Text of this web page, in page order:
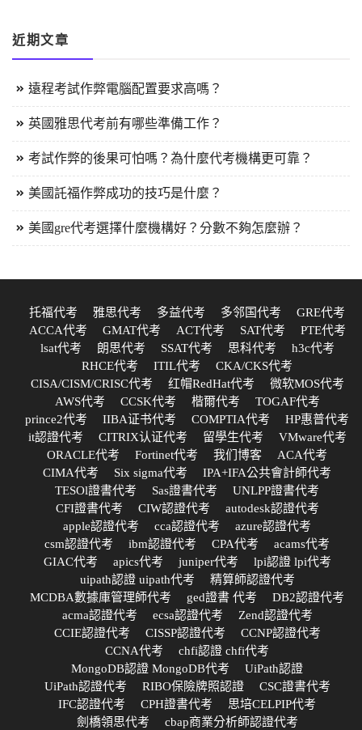
近期文章
遠程考試作弊電腦配置要求高嗎？
英國雅思代考前有哪些準備工作？
考試作弊的後果可怕嗎？為什麼代考機構更可靠？
美國託福作弊成功的技巧是什麼？
美國gre代考選擇什麼機構好？分數不夠怎麼辦？
托福代考 雅思代考 多益代考 多邻国代考
GRE代考
ACCA代考
GMAT代考 ACT代考 SAT代考
PTE代考
lsat代考
朗思代考 SSAT代考 思科代考
h3c代考
RHCE代考
ITIL代考
CKA/CKS代考
CISA/CISM/CRISC代考
红帽RedHat代考
微软MOS代考
AWS代考
CCSK代考 楷爾代考
TOGAF代考
prince2代考
IIBA证书代考 COMPTIA代考
HP惠普代考
it認證代考
CITRIX认证代考 留學生代考
VMware代考
ORACLE代考
Fortinet代考 我们博客
ACA代考
CIMA代考
Six sigma代考
IPA+IFA公共會計師代考
TESOl證書代考
Sas證書代考
UNLPP證書代考
CFI證書代考
CIW認證代考
autodesk認證代考
apple認證代考
cca認證代考
azure認證代考
csm認證代考
ibm認證代考 CPA代考
acams代考
GIAC代考
apics代考 juniper代考
lpi認證 lpi代考
uipath認證 uipath代考
精算師認證代考
MCDBA數據庫管理師代考
ged證書 代考
DB2認證代考
acma認證代考
ecsa認證代考
Zend認證代考
CCIE認證代考
CISSP認證代考
CCNP認證代考
CCNA代考
chfi認證 chfi代考
MongoDB認證 MongoDB代考
UiPath認證
UiPath認證代考
RIBO保險牌照認證
CSC證書代考
IFC認證代考
CPH證書代考
思培CELPIP代考
劍橋領思代考
cbap商業分析師認證代考